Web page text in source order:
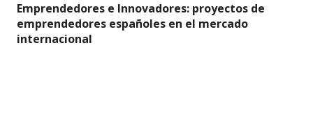
Emprendedores e Innovadores: proyectos de
emprendedores españoles en el mercado
internacional